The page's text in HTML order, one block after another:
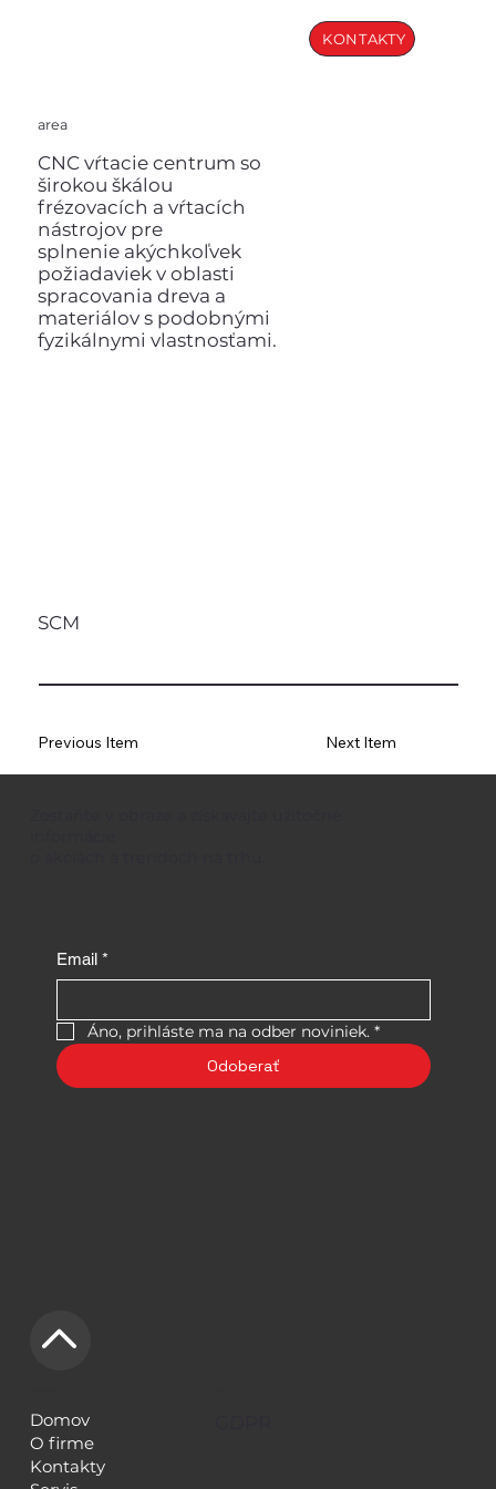
KONTAKTY
area
CNC vŕtacie centrum so
širokou škálou
frézovacích a vŕtacích
nástrojov pre
splnenie akýchkoľvek
požiadaviek v oblasti
spracovania dreva a
materiálov s podobnými
fyzikálnymi vlastnosťami.
SCM
Previous Item Next Item
Email *
Áno, prihláste ma na odber noviniek. *
Odoberať
Domov
O firme
Kontakty